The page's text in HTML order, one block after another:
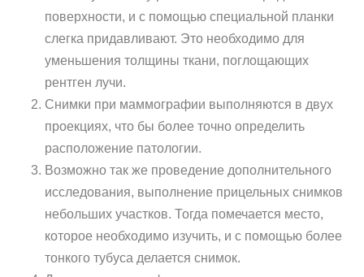
поверхности, и с помощью специальной планки
слегка придавливают. Это необходимо для
уменьшения толщины ткани, поглощающих
рентген лучи.
Снимки при маммографии выполняются в двух
проекциях, что бы более точно определить
расположение патологии.
Возможно так же проведение дополнительного
исследования, выполнение прицельных снимков
небольших участков. Тогда помечается место,
которое необходимо изучить, и с помощью более
тонкого тубуса делается снимок.